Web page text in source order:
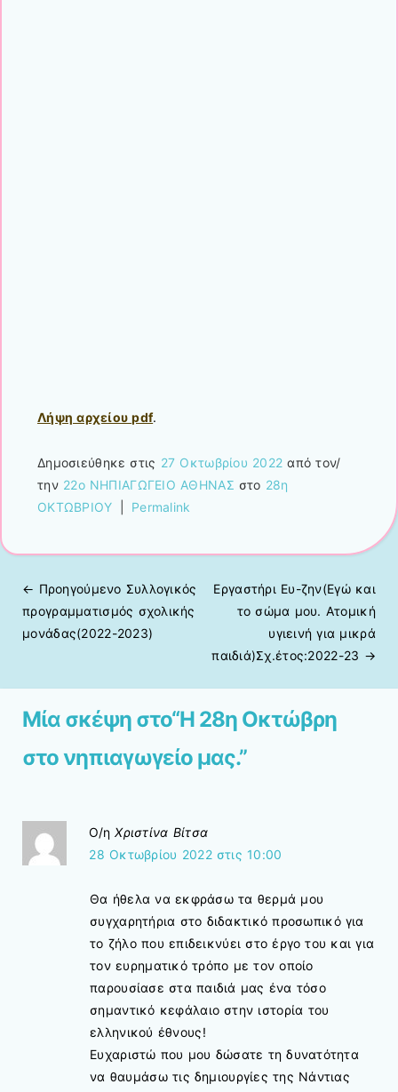
Λήψη αρχείου pdf.
Δημοσιεύθηκε στις 27 Οκτωβρίου 2022 από τον/
την 22ο ΝΗΠΙΑΓΩΓΕΙΟ ΑΘΗΝΑΣ στο 28η
ΟΚΤΩΒΡΙΟΥ
Permalink
Πλοήγηση άρθρων
← Προηγούμενo Συλλογικός
προγραμματισμός σχολικής
μονάδας(2022-2023)
Εργαστήρι Ευ-ζην(Εγώ και
το σώμα μου. Ατομική
υγιεινή για μικρά
παιδιά)Σχ.έτος:2022-23 →
Μία σκέψη στο“Η 28η Οκτώβρη
στο νηπιαγωγείο μας.”
Ο/ηΧριστίνα Βίτσα
28 Οκτωβρίου 2022 στις 10:00
Θα ήθελα να εκφράσω τα θερμά μου
συγχαρητήρια στο διδακτικό προσωπικό για
το ζήλο που επιδεικνύει στο έργο του και για
τον ευρηματικό τρόπο με τον οποίο
παρουσίασε στα παιδιά μας ένα τόσο
σημαντικό κεφάλαιο στην ιστορία του
ελληνικού έθνους!
Ευχαριστώ που μου δώσατε τη δυνατότητα
να θαυμάσω τις δημιουργίες της Νάντιας